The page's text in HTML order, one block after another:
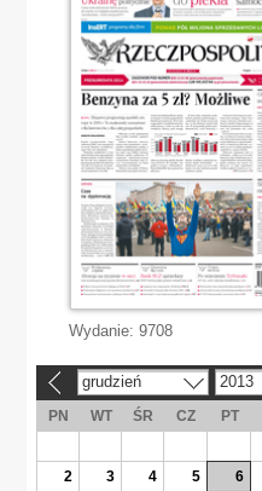
Wydanie: 9708
grudzień 2013
PN WT ŚR CZ PT
2
3 4 5 6